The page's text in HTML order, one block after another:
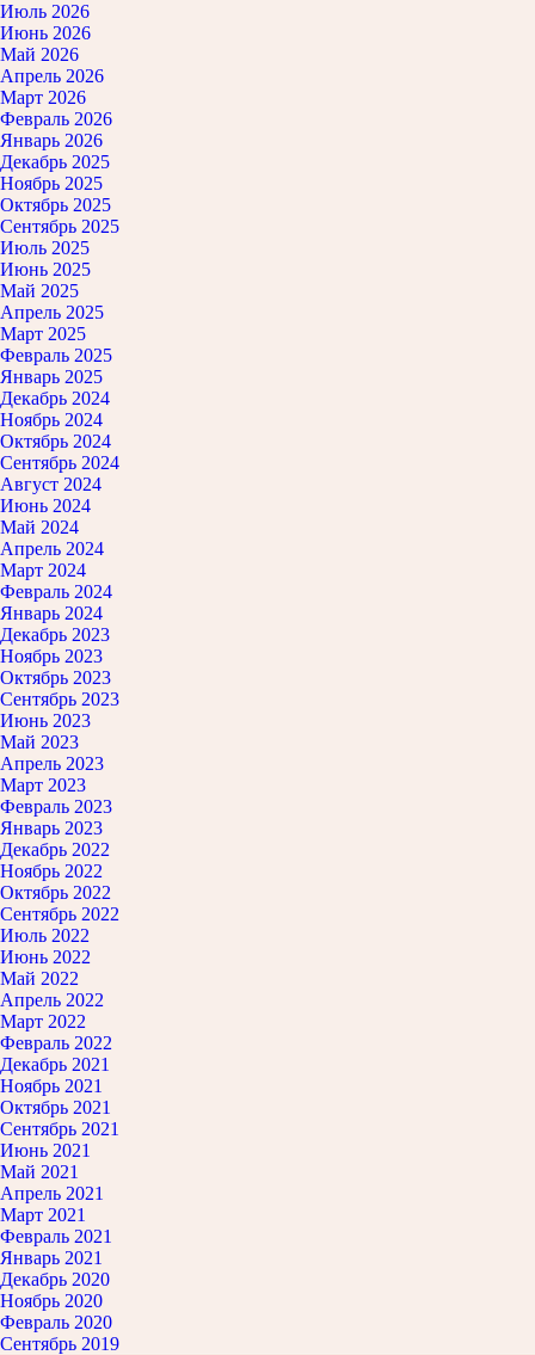
Июль 2026
Июнь 2026
Май 2026
Апрель 2026
Март 2026
Февраль 2026
Январь 2026
Декабрь 2025
Ноябрь 2025
Октябрь 2025
Сентябрь 2025
Июль 2025
Июнь 2025
Май 2025
Апрель 2025
Март 2025
Февраль 2025
Январь 2025
Декабрь 2024
Ноябрь 2024
Октябрь 2024
Сентябрь 2024
Август 2024
Июнь 2024
Май 2024
Апрель 2024
Март 2024
Февраль 2024
Январь 2024
Декабрь 2023
Ноябрь 2023
Октябрь 2023
Сентябрь 2023
Июнь 2023
Май 2023
Апрель 2023
Март 2023
Февраль 2023
Январь 2023
Декабрь 2022
Ноябрь 2022
Октябрь 2022
Сентябрь 2022
Июль 2022
Июнь 2022
Май 2022
Апрель 2022
Март 2022
Февраль 2022
Декабрь 2021
Ноябрь 2021
Октябрь 2021
Сентябрь 2021
Июнь 2021
Май 2021
Апрель 2021
Март 2021
Февраль 2021
Январь 2021
Декабрь 2020
Ноябрь 2020
Февраль 2020
Сентябрь 2019